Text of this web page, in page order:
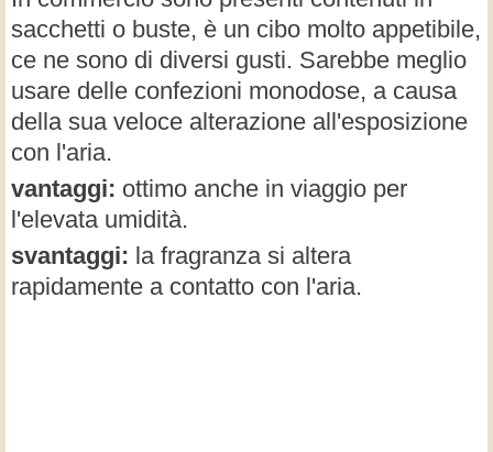
sacchetti o buste, è un cibo molto appetibile,
ce ne sono di diversi gusti. Sarebbe meglio
usare delle confezioni monodose, a causa
della sua veloce alterazione all'esposizione
con l'aria.
vantaggi: ottimo anche in viaggio per
l'elevata umidità.
svantaggi: la fragranza si altera
rapidamente a contatto con l'aria.